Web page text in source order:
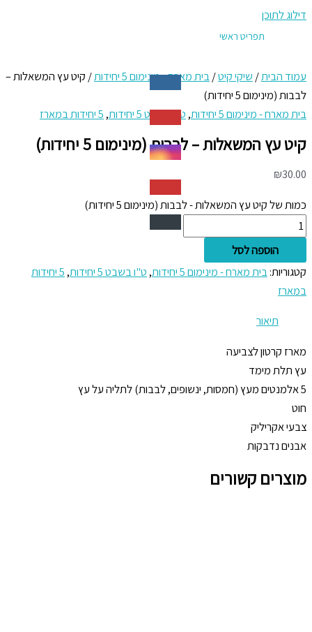
דילוג לתוכן
תפריט ראשי
עמוד הבית/ שיקי קיט/בית מארח - מינימום 5 יחידות
/ קיט עץ המשאלות –
לבבות (מינימום 5 יחידות)
בית מארח - מינימום 5 יחידות
, ט"ו בשבט 5 יחידות , 5 יחידות במארז
קיט עץ המשאלות – לבבות (מינימום 5 יחידות)
₪30.00
כמות של קיט עץ המשאלות - לבבות (מינימום 5 יחידות)
הוספה לסל
קטגוריות:בית מארח - מינימום 5 יחידות , ט"ו בשבט 5 יחידות ,
5 יחידות
במארז
תיאור
מארז קרטון לצביעה
עץ תלת מימד
5 אלמנטים מעץ (חמסות, ינשופים, לבבות) לתליה על עץ
חוט
צבעי אקריליק
אבנים נדבקות
מוצרים קשורים